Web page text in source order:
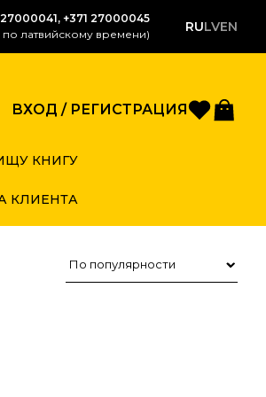
27000041, +371 27000045
по латвийскому времени)
RULVEN
ВХОД / РЕГИСТРАЦИЯ
КНИГУ
КЛИЕНТА